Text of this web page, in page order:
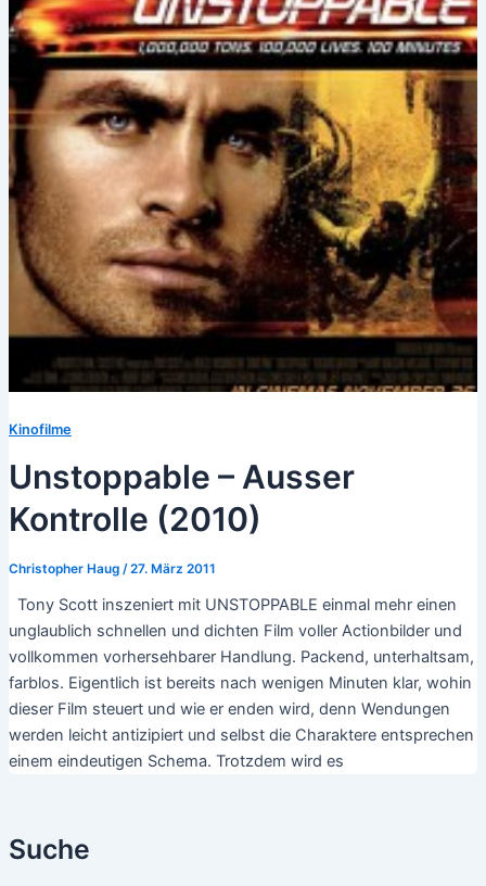
Suche
Kinofilme
Unstoppable – Ausser
Kontrolle (2010)
Christopher Haug /27. März 2011
Tony Scott inszeniert mit UNSTOPPABLE einmal mehr einen
unglaublich schnellen und dichten Film voller Actionbilder und
vollkommen vorhersehbarer Handlung. Packend, unterhaltsam,
farblos. Eigentlich ist bereits nach wenigen Minuten klar, wohin
dieser Film steuert und wie er enden wird, denn Wendungen
werden leicht antizipiert und selbst die Charaktere entsprechen
einem eindeutigen Schema. Trotzdem wird es